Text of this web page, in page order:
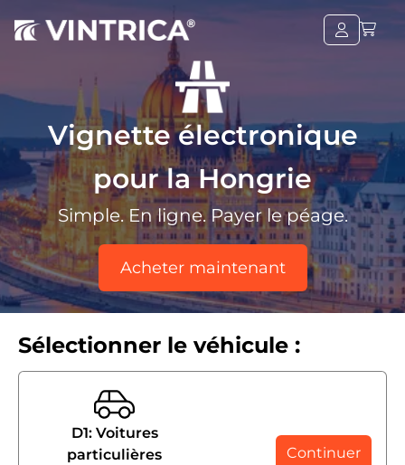
Vignette électronique
pour la Hongrie
Simple. En ligne. Payer le péage.
Acheter maintenant
Sélectionner le véhicule :
D1: Voitures
particulières
Continuer